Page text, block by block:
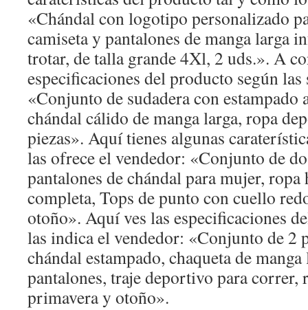
«Chándal con logotipo personalizado
camiseta y pantalones de manga larga
trotar, de talla grande 4Xl, 2 uds.». A
especificaciones del producto según las
«Conjunto de sudadera con estampado
chándal cálido de manga larga, ropa
piezas». Aquí tienes algunas
las ofrece el vendedor: «Conjunto de
pantalones de chándal para mujer,
completa, Tops de punto con cuello
otoño». Aquí ves las especificaciones
las indica el vendedor: «Conjunto de 2
chándal estampado, chaqueta de
pantalones, traje deportivo para correr,
primavera y otoño».